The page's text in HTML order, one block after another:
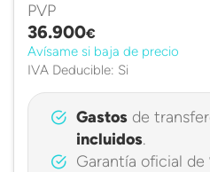
PVP
36.900€
Avísame si baja de precio
IVA Deducible: Si
Gastosde
incluidos.
Garantía oficial de